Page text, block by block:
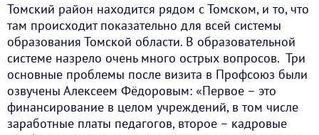
Томский район находится рядом с Томском, и то, что
там происходит показательно для всей системы
образования Томской области. В образовательной
системе назрело очень много острых вопросов. Три
основные проблемы после визита в Профсоюз были
озвучены Алексеем Фёдоровым: «Первое – это
финансирование в целом учреждений, в том числе
заработные платы педагогов, второе – кадровые